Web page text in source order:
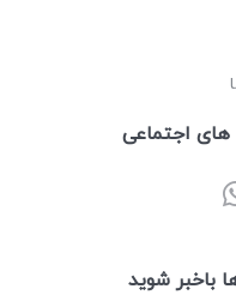
اجتماعی
باخبر شوید